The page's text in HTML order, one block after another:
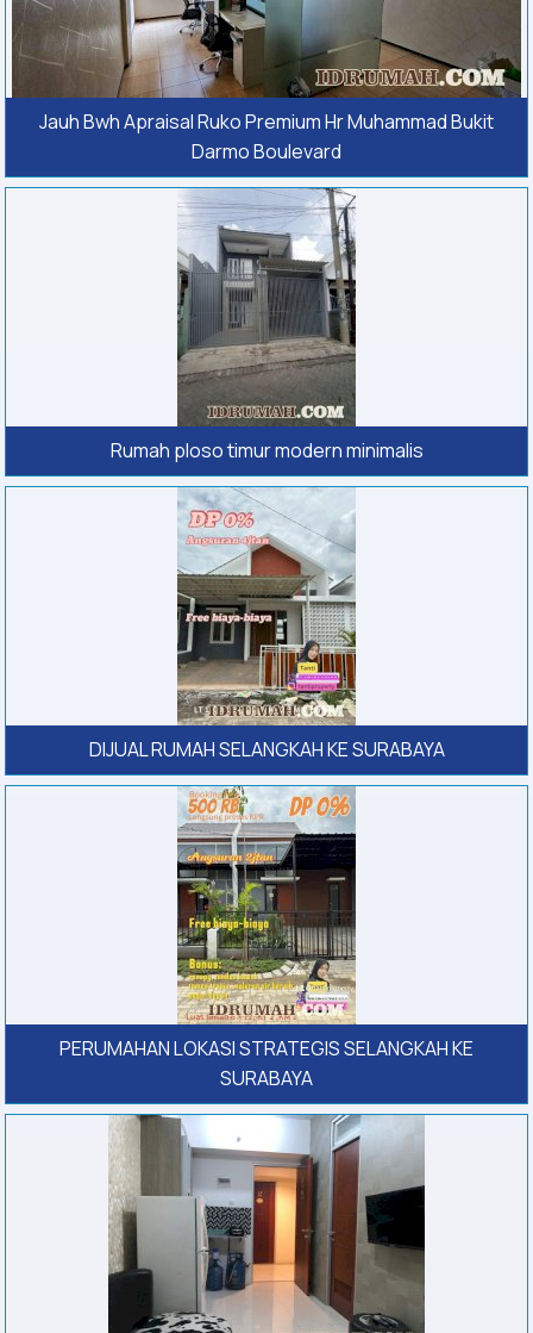
Jauh Bwh Apraisal Ruko Premium Hr Muhammad Bukit
Darmo Boulevard
Rumah ploso timur modern minimalis
DIJUAL RUMAH SELANGKAH KE SURABAYA
PERUMAHAN LOKASI STRATEGIS SELANGKAH KE
SURABAYA